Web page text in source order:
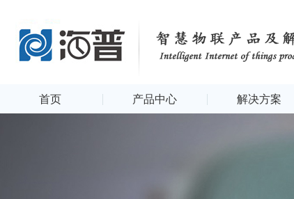
首页 产品中心 解决方案